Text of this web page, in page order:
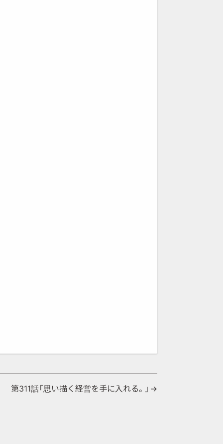
第311話「思い描く経営を手に入れる。」